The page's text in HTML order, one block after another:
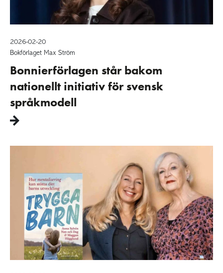
2026-02-20
Bokförlaget Max Ström
Bonnierförlagen står bakom
nationellt initiativ för svensk
språkmodell